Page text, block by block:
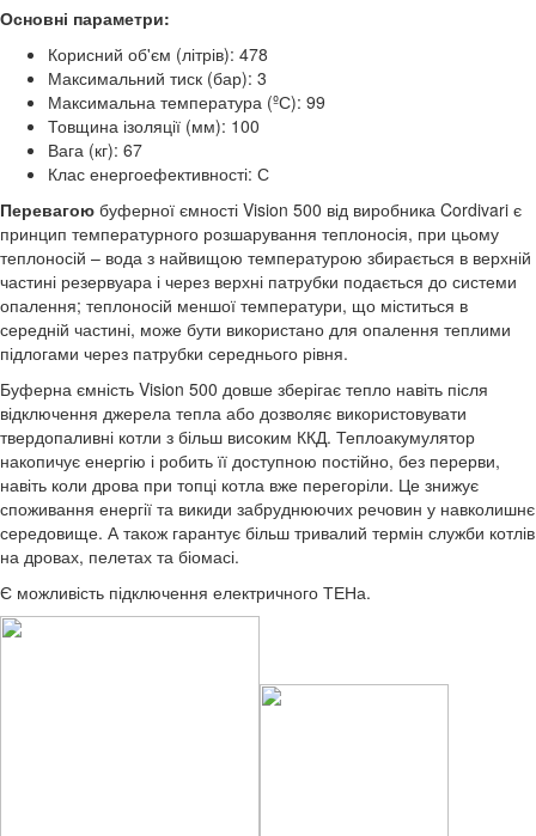
Основні параметри:
Корисний об'єм (літрів): 478
Максимальний тиск (бар): 3
Максимальна температура (ºС): 99
Товщина ізоляції (мм): 100
Вага (кг): 67
Клас енергоефективності: С
Перевагою буферної ємності Vision 500 від виробника Cordivari є
принцип температурного розшарування теплоносія, при цьому
теплоносій – вода з найвищою температурою збирається в верхній
частині резервуара і через верхні патрубки подається до системи
опалення; теплоносій меншої температури, що міститься в
середній частині, може бути використано для опалення теплими
підлогами через патрубки середнього рівня.
Буферна ємність Vision 500 довше зберігає тепло навіть після
відключення джерела тепла або дозволяє використовувати
твердопаливні котли з більш високим ККД. Теплоакумулятор
накопичує енергію і робить її доступною постійно, без перерви,
навіть коли дрова при топці котла вже перегоріли. Це знижує
споживання енергії та викиди забруднюючих речовин у навколишнє
середовище. А також гарантує більш тривалий термін служби котлів
на дровах, пелетах та біомасі.
Є можливість підключення електричного ТЕНа.